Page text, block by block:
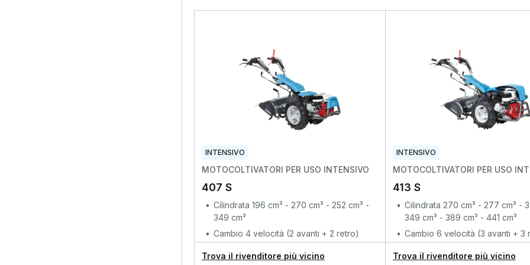
INTENSIVO
MOTOCOLTIVATORI PER USO INTENSIVO
407 S
Cilindrata 196 cm³ - 270 cm³ - 252 cm³ -
349 cm³
Cambio 4 velocità (2 avanti + 2 retro)
Trova il rivenditore più vicino
INTENSIVO
MOTOCOLTIVATORI PER USO
413 S
Cilindrata 270 cm³ - 277 cm³ -
349 cm³ - 389 cm³ - 441 cm³
Cambio 6 velocità (3 avanti + 3
Trova il rivenditore più vicino